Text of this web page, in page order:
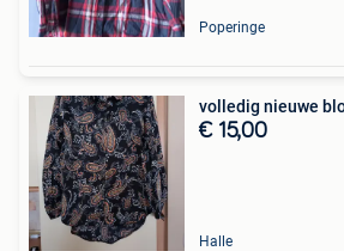
Poperinge
€ 15,00
Halle